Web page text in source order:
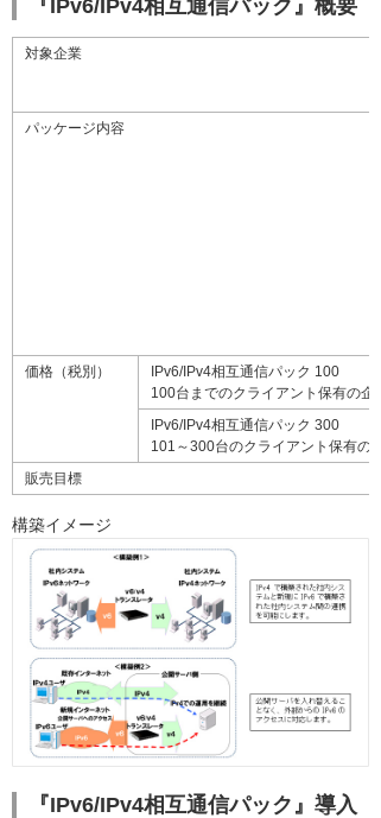
『IPv6/IPv4相互通信パック』概要
対象企業
パッケージ内容
価格（税別）
IPv6/IPv4相互通信パック 100
100台までのクライアント保有の企業
IPv6/IPv4相互通信パック 300
101～300台のクライアント保有の企
販売目標
構築イメージ
『IPv6/IPv4相互通信パック』導入